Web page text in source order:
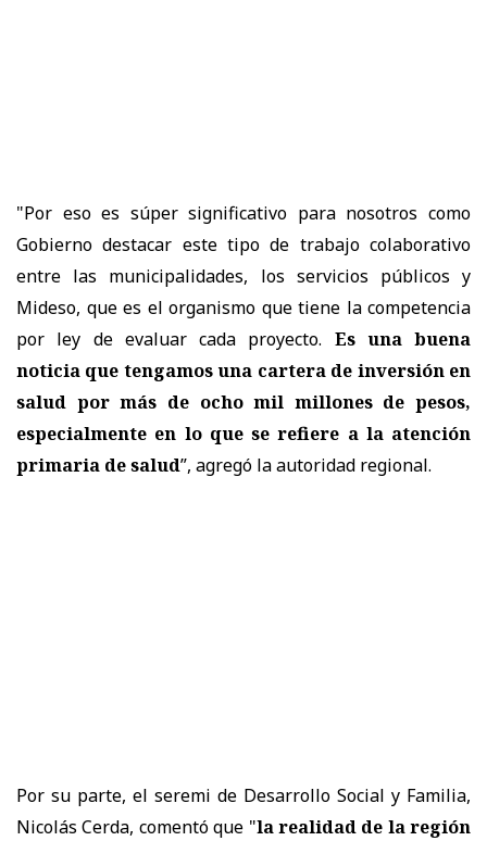
"Por eso es súper significativo para nosotros como
Gobierno destacar este tipo de trabajo colaborativo
entre las municipalidades, los servicios públicos y
Mideso, que es el organismo que tiene la competencia
por ley de evaluar cada proyecto. Es una buena
noticia que tengamos una cartera de inversión en
salud por más de ocho mil millones de pesos,
especialmente en lo que se refiere a la atención
primaria de salud”, agregó la autoridad regional.
Por su parte, el seremi de Desarrollo Social y Familia,
Nicolás Cerda, comentó que "la realidad de la región